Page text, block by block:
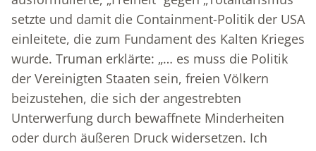
setzte und damit die Containment-Politik der USA
einleitete, die zum Fundament des Kalten Krieges
wurde. Truman erklärte: „… es muss die Politik
der Vereinigten Staaten sein, freien Völkern
beizustehen, die sich der angestrebten
Unterwerfung durch bewaffnete Minderheiten
oder durch äußeren Druck widersetzen. Ich